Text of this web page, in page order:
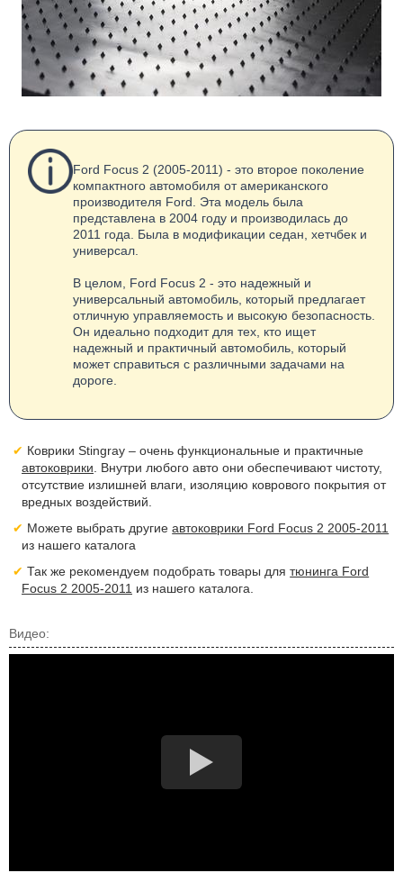
Ford Focus 2 (2005-2011) - это второе поколение
компактного автомобиля от американского
производителя Ford. Эта модель была
представлена в 2004 году и производилась до
2011 года. Была в модификации седан, хетчбек и
универсал.
В целом, Ford Focus 2 - это надежный и
универсальный автомобиль, который предлагает
отличную управляемость и высокую безопасность.
Он идеально подходит для тех, кто ищет
надежный и практичный автомобиль, который
может справиться с различными задачами на
дороге.
Коврики Stingray – очень функциональные и практичные
автоковрики . Внутри любого авто они обеспечивают чистоту,
отсутствие излишней влаги, изоляцию коврового покрытия от
вредных воздействий.
Можете выбрать другиеавтоковрики Ford Focus 2 2005-2011
из нашего каталога
Так же рекомендуем подобрать товары длятюнинга Ford
Focus 2 2005-2011 из нашего каталога.
Видео: